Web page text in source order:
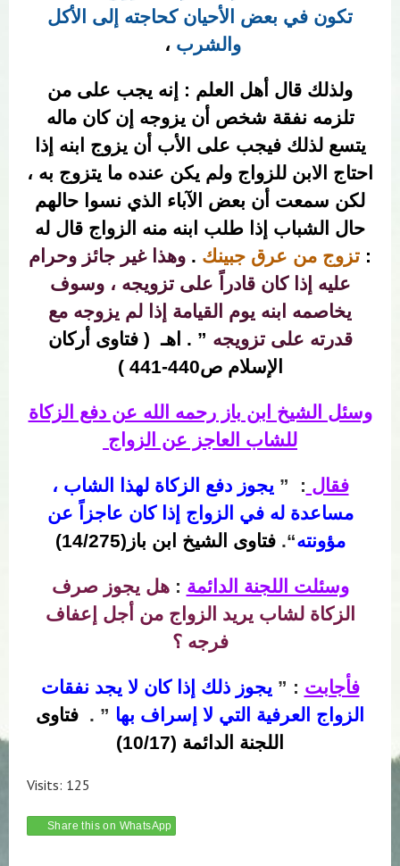
تكون في بعض الأحيان كحاجته إلى الأكل
والشرب ،
ولذلك قال أهل العلم : إنه يجب على من
تلزمه نفقة شخص أن يزوجه إن كان ماله
يتسع لذلك فيجب على الأب أن يزوج ابنه إذا
احتاج الابن للزواج ولم يكن عنده ما يتزوج به ،
لكن سمعت أن بعض الآباء الذي نسوا حالهم
حال الشباب إذا طلب ابنه منه الزواج قال له
: تزوج من عرق جبينك . وهذا غير جائز وحرام
عليه إذا كان قادراً على تزويجه ، وسوف
يخاصمه ابنه يوم القيامة إذا لم يزوجه مع
قدرته على تزويجه ” . اهـ ( فتاوى أركان
الإسلام ص440-441 )
وسئل الشيخ ابن باز رحمه الله عن دفع الزكاة
للشاب العاجز عن الزواج
فقال : ” يجوز دفع الزكاة لهذا الشاب ،
مساعدة له في الزواج إذا كان عاجزاً عن
مؤونته“. فتاوى الشيخ ابن باز(14/275)
وسئلت اللجنة الدائمة :هل يجوز صرف
الزكاة لشاب يريد الزواج من أجل إعفاف
فرجه ؟
فأجابت : ” يجوز ذلك إذا كان لا يجد نفقات
الزواج العرفية التي لا إسراف بها ” . فتاوى
اللجنة الدائمة (10/17)
Visits: 125
Share this on WhatsApp